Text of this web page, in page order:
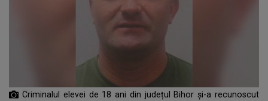
Criminalul elevei de 18 ani din județul Bihor și-a recunoscut